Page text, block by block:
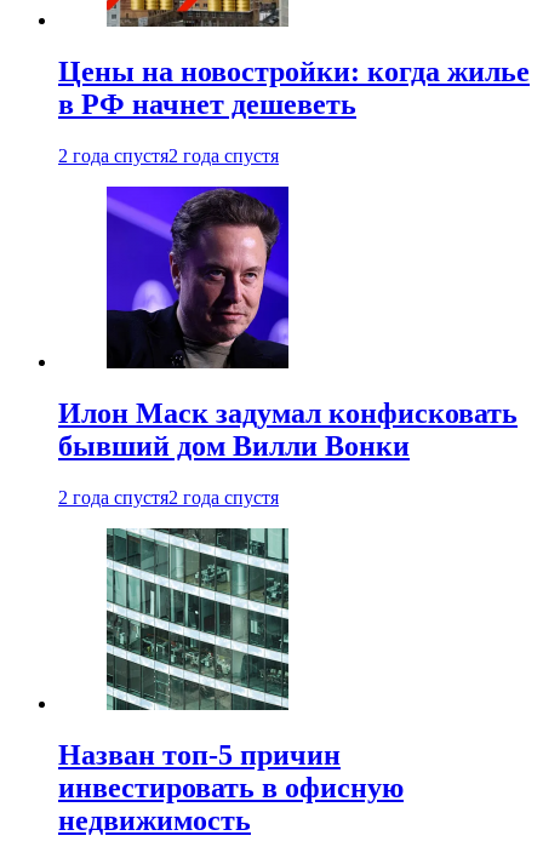
Цены на новостройки: когда жилье
в РФ начнет дешеветь
2 года спустя2 года спустя
Илон Маск задумал конфисковать
бывший дом Вилли Вонки
2 года спустя2 года спустя
Назван топ-5 причин
инвестировать в офисную
недвижимость